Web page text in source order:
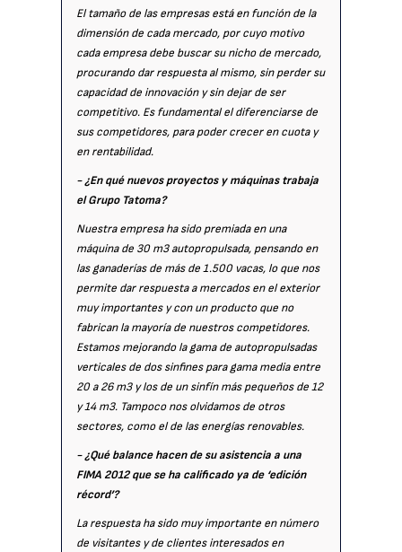
El tamaño de las empresas está en función de la
dimensión de cada mercado, por cuyo motivo
cada empresa debe buscar su nicho de mercado,
procurando dar respuesta al mismo, sin perder su
capacidad de innovación y sin dejar de ser
competitivo. Es fundamental el diferenciarse de
sus competidores, para poder crecer en cuota y
en rentabilidad.
- ¿En qué nuevos proyectos y máquinas trabaja
el Grupo Tatoma?
Nuestra empresa ha sido premiada en una
máquina de 30 m3 autopropulsada, pensando en
las ganaderías de más de 1.500 vacas, lo que nos
permite dar respuesta a mercados en el exterior
muy importantes y con un producto que no
fabrican la mayoría de nuestros competidores.
Estamos mejorando la gama de autopropulsadas
verticales de dos sinfines para gama media entre
20 a 26 m3 y los de un sinfín más pequeños de 12
y 14 m3. Tampoco nos olvidamos de otros
sectores, como el de las energías renovables.
- ¿Qué balance hacen de su asistencia a una
FIMA 2012 que se ha calificado ya de ‘edición
récord’?
La respuesta ha sido muy importante en número
de visitantes y de clientes interesados en